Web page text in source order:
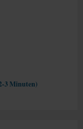
3 Minuten)